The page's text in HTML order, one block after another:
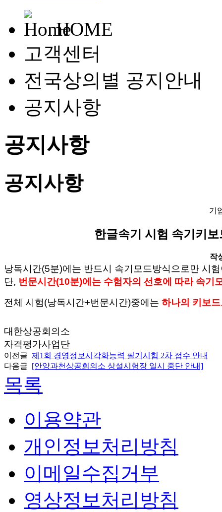
HOME
고객센터
전국상의별 공지안내
공지사항
공지사항
공지사항
기
한글속기 시험 속기키
작
낭독시간(5분)에는 반드시 속기모드방식으로만 시
단, 번문시간(10분)에는 수험자의 선호에 따라 속기
전체 시험(낭독시간+번문시간)중에는 하나의 키보
대한상공회의소
자격평가사업단
이전글 제1회 경영정보시각화능력 필기시험 2차 접수 안내
다음글 [안양과천상공회의소 상설시험장 일시 중단 안내]
목록
이용약관
개인정보처리방침
이메일수집거부
영상정보처리방침